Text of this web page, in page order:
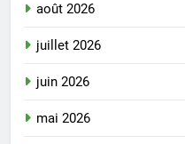
août 2026
juillet 2026
juin 2026
mai 2026